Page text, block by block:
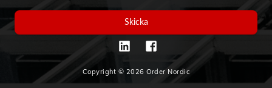
Skicka
Copyright © 2026 Order Nordic